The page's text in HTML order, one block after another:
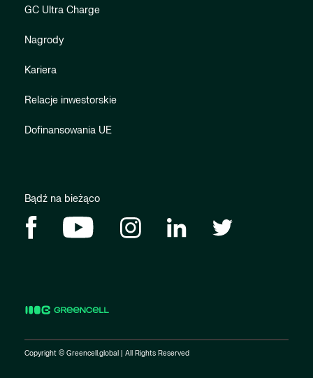
GC Ultra Charge
Nagrody
Kariera
Relacje inwestorskie
Dofinansowania UE
Bądź na bieżąco
Copyright © Greencell.global | All Rights Reserved